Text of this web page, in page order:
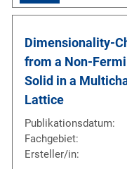
Dimensionality-
from a Non-
Solid in a
Lattice
Publikationsdatum:
Fachgebiet:
Ersteller/in: